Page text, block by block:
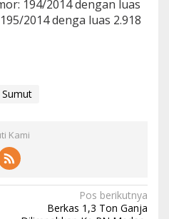
194/2014 dengan luas
2014 denga luas 2.918
Kami
Pos berikutnya
Berkas 1,3 Ton Ganja